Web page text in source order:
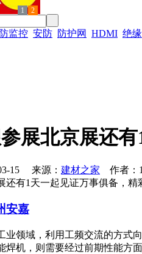
1 2
监控 安防 防护网 HDMI 绝缘
展北京展还有
15 来源： 建材之家 作者：
有1天一起见证万事俱备，
安嘉
领域，利用工频交流的方式
机，则需要经过前期性能方